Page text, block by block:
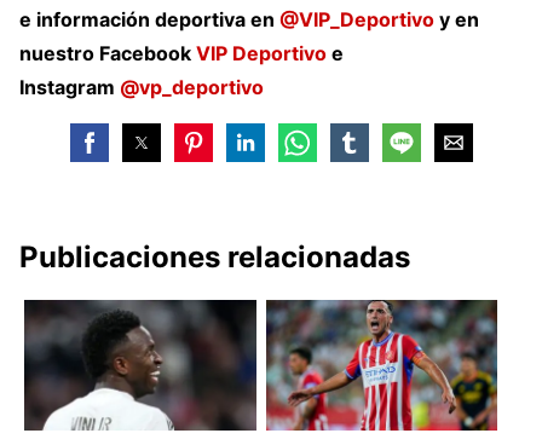
e información deportiva en @VIP_Deportivo y en
nuestro Facebook VIP Deportivo e
Instagram @vp_deportivo
Publicaciones relacionadas